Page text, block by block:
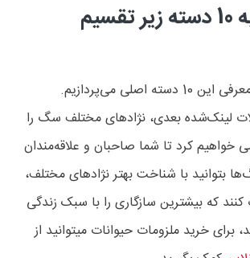
نژاد سگها به 10 دسته زیر تقسیم
در این مقاله، به معرفی این 10 دسته اصلی می‌پردازیم.
لینک‌شده بعدی، نژادهای مختلف سگ را
خواهیم کرد تا شما صاحبان و علاقه‌مندان
بتوانید با شناخت بهتر نژادهای مختلف،
کنند که بیشترین سازگاری را با سبک زندگی
برای خرید ملزومات حیوانات میتوانید از